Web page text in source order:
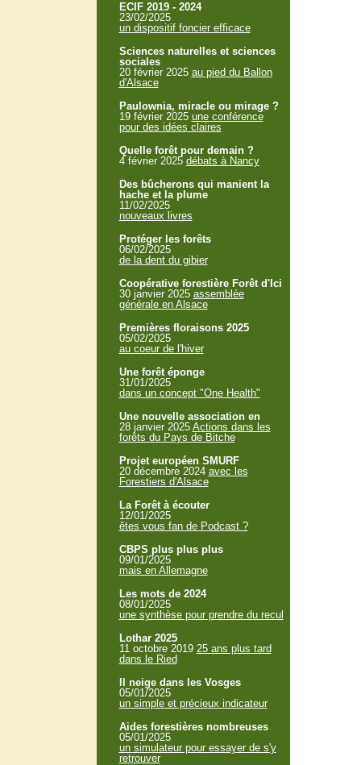
ECIF 2019 - 2024
23/02/2025
un dispositif foncier efficace
Sciences naturelles et sciences
sociales
20 février 2025 au pied du Ballon
d'Alsace
Paulownia, miracle ou mirage ?
19 février 2025 une conférence
pour des idées claires
Quelle forêt pour demain ?
4 février 2025 débats à Nancy
Des bûcherons qui manient la
hache et la plume
11/02/2025
nouveaux livres
Protéger les forêts
06/02/2025
de la dent du gibier
Coopérative forestière Forêt d'Ici
30 janvier 2025 assemblée
générale en Alsace
Premières floraisons 2025
05/02/2025
au coeur de l'hiver
Une forêt éponge
31/01/2025
dans un concept "One Health"
Une nouvelle association en
28 janvier 2025 Actions dans les
forêts du Pays de Bitche
Projet européen SMURF
20 décembre 2024 avec les
Forestiers d'Alsace
La Forêt à écouter
12/01/2025
êtes vous fan de Podcast ?
CBPS plus plus plus
09/01/2025
mais en Allemagne
Les mots de 2024
08/01/2025
une synthèse pour prendre du recul
Lothar 2025
11 octobre 2019 25 ans plus tard
dans le Ried
Il neige dans les Vosges
05/01/2025
un simple et précieux indicateur
Aides forestières nombreuses
05/01/2025
un simulateur pour essayer de s'y
retrouver